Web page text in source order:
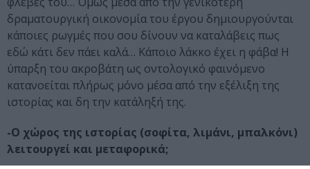
δραματουργική οικονομία του έργου δημιουργούνται
κάποιες ρωγμές που σου δίνουν να καταλάβεις πως
εδώ κάτι δεν πάει καλά… Κάποιο λάκκο έχει η φάβα! Η
ύπαρξη του ακροβάτη ως οντολογικό φαινόμενο
κατανοείται πλήρως μόνο μέσα από την εξέλιξη της
ιστορίας και δη την κατάληξή της.
-Ο χώρος της ιστορίας (σοφίτα, λιμάνι, μπαλκόνι)
λειτουργεί και μεταφορικά;